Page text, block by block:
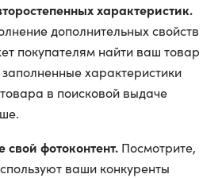
характеристик.
дополнительных свойств
покупателям найти ваш товар
характеристики
в поисковой выдаче
свой фотоконтент. Посмотрите,
ваши конкуренты